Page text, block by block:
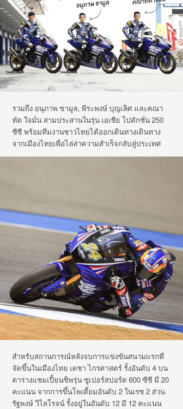
รวมถึง อนุภาพ ซามูล, พีระพงษ์ บุญเลิศ และคณา
ทัต ใจมั่น สามประสานในรุ่น เอเชีย โปดักชั่น 250
ซีซี พร้อมทีมงานชาวไทยได้ออกเดินทางเดินทาง
จากเมืองไทยเพื่อไล่ล่าความสำเร็จกลับสู่ประเทศ
สำหรับสถานการณ์หลังจบการแข่งขันสนามแรกที่
จัดขึ้นในเมืองไทย เดชา ไกรศาสตร์ รั้งอันดับ 4 บน
ตารางแชมเปี้ยนชิพรุ่น ซูเปอร์สปอร์ต 600 ซีซี มี 20
คะแนน จากการขึ้นโพเดี้ยมอันดับ 2 ในเรซ 2 ส่วน
รัฐพงษ์ วิไลโรจน์ รั้งอยู่ในอันดับ 12 มี 12 คะแนน